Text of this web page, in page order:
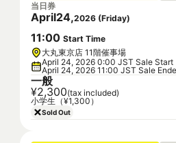
当日券
April24,2026 (Friday)
11:00 Start Time
大丸東京店 11階催事場
April 24, 2026 0:00 JST Sale Start
April 24, 2026 11:00 JST Sale
一般
¥2,300(tax included)
小学生（¥1,300）
Sold Out